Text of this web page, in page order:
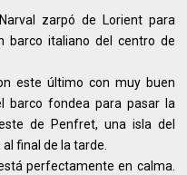
zarpó de Lorient para
barco italiano del centro de
este último con muy buen
barco fondea para pasar la
de Penfret, una isla del
final de la tarde.
perfectamente en calma.